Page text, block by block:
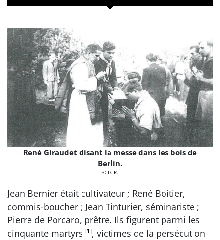
René Giraudet disant la messe dans les bois de
Berlin.
© D. R.
Jean Bernier était cultivateur ; René Boitier,
commis-boucher ; Jean Tinturier, séminariste ;
Pierre de Porcaro, prêtre. Ils figurent parmi les
cinquante martyrs [1], victimes de la persécution